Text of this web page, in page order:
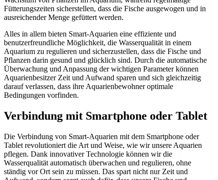
Fütterungszeiten sicherstellen, dass die Fische ausgewogen und in
ausreichender Menge gefüttert werden.
Alles in allem bieten Smart-Aquarien eine effiziente und
benutzerfreundliche Möglichkeit, die Wasserqualität in einem
Aquarium zu regulieren und sicherzustellen, dass die Fische und
Pflanzen darin gesund und glücklich sind. Durch die automatische
Überwachung und Anpassung der wichtigen Parameter können
Aquarienbesitzer Zeit und Aufwand sparen und sich gleichzeitig
darauf verlassen, dass ihre Aquarienbewohner optimale
Bedingungen vorfinden.
Verbindung mit Smartphone oder Tablet
Die Verbindung von Smart-Aquarien mit dem Smartphone oder
Tablet revolutioniert die Art und Weise, wie wir unsere Aquarien
pflegen. Dank innovativer Technologie können wir die
Wasserqualität automatisch überwachen und regulieren, ohne
ständig vor Ort sein zu müssen. Das spart nicht nur Zeit und